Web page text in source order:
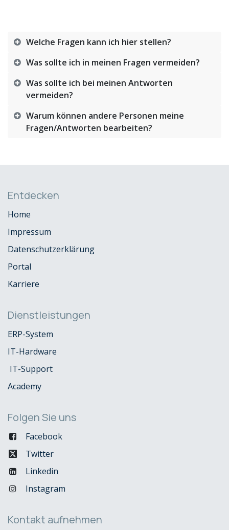
Welche Fragen kann ich hier stellen?
Was sollte ich in meinen Fragen vermeiden?
Was sollte ich bei meinen Antworten
vermeiden?
Warum können andere Personen meine
Fragen/Antworten bearbeiten?
Entdecken
Home
Impressum
Datenschutzerklärung
Portal
Karriere
Dienstleistungen
ERP-System
IT-Hardware
IT-Support
Academy
Folgen Sie uns
Facebook
Twitter
Linkedin
Instagram
Kontakt aufnehmen